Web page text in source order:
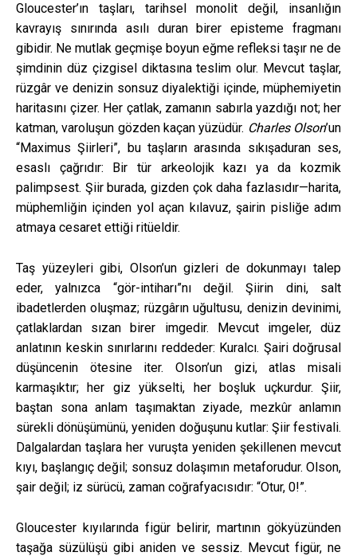
Gloucester’ın taşları, tarihsel monolit değil, insanlığın
kavrayış sınırında asılı duran birer episteme fragmanı
gibidir. Ne mutlak geçmişe boyun eğme refleksi taşır ne de
şimdinin düz çizgisel diktasına teslim olur. Mevcut taşlar,
rüzgâr ve denizin sonsuz diyalektiği içinde, müphemiyetin
haritasını çizer. Her çatlak, zamanın sabırla yazdığı not; her
katman, varoluşun gözden kaçan yüzüdür. Charles Olson’un
“Maximus Şiirleri”, bu taşların arasında sıkışaduran ses,
esaslı çağrıdır: Bir tür arkeolojik kazı ya da kozmik
palimpsest. Şiir burada, gizden çok daha fazlasıdır—harita,
müphemliğin içinden yol açan kılavuz, şairin pisliğe adım
atmaya cesaret ettiği ritüeldir.
Taş yüzeyleri gibi, Olson’un gizleri de dokunmayı talep
eder, yalnızca “gör-intiharı”nı değil. Şiirin dini, salt
ibadetlerden oluşmaz; rüzgârın uğultusu, denizin devinimi,
çatlaklardan sızan birer imgedir. Mevcut imgeler, düz
anlatının keskin sınırlarını reddeder: Kuralcı. Şairi doğrusal
düşüncenin ötesine iter. Olson’un gizi, atlas misali
karmaşıktır; her giz yükselti, her boşluk uçkurdur. Şiir,
baştan sona anlam taşımaktan ziyade, mezkûr anlamın
sürekli dönüşümünü, yeniden doğuşunu kutlar: Şiir festivali.
Dalgalardan taşlara her vuruşta yeniden şekillenen mevcut
kıyı, başlangıç değil; sonsuz dolaşımın metaforudur. Olson,
şair değil; iz sürücü, zaman coğrafyacısıdır: “Otur, 0!”.
Gloucester kıyılarında figür belirir, martının gökyüzünden
taşağa süzülüşü gibi aniden ve sessiz. Mevcut figür, ne